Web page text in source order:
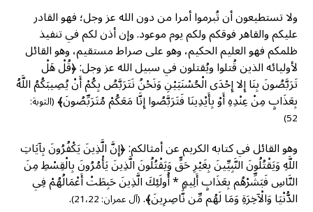
ولا تستطيعون أن تُبرموا أمرا من دون الله عز وجل؛ فهو القادر
عليكم والقاهر فوقكم ولكم يوم موعود. وإن أذن لكم في تنفيذ
ظلمكم فهو العليم الحكيم، وهو على صراط مستقيم، وهو القائل
لأوليائه الذين قُتلوا ويُقتلون في سبيل الله عز وجل: ﴿قُلْ هَلْ
تَرَبَّصُونَ بِنَا إِلا إِحْدَى الْحُسْنَيَيْنِ وَنَحْنُ نَتَرَبَّصُ بِكُمْ أَنْ يُصِيبَكُمُ اللَّهُ
بِعَذَابٍ مِنْ عِنْدِهِ أَوْ بِأَيْدِينَا فَتَرَبَّصُوا إِنَّا مَعَكُمْ مُتَرَبِّصُونَ﴾(التوبة:
52)
وهو القائل في كتابه الكريم عن أمثالكم: ﴿إِنَّ الَّذِينَ يَكْفُرُونَ بِآيَاتِ
اللَّهِ وَيَقْتُلُونَ النَّبِيِّينَ بِغَيْرِ حَقٍّ وَيَقْتُلُونَ الَّذِينَ يَأْمُرُونَ بِالْقِسْطِ مِنَ
النَّاسِ فَبَشِّرْهُم بِعَذَابٍ أَلِيمٍ * أُولَئِكَ الَّذِينَ حَبِطَتْ أَعْمَالُهُمْ فِي
الدُّنْيَا وَالْآخِرَةِ وَمَا لَهُم مِّن نَّاصِرِينَ﴾.(آل عمران: 21،22)
.